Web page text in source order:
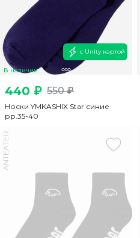
В наличии
с Unity картой
440 ₽ 550 ₽
Носки YMKASHIX Star синие
рр.35-40
ANTEATER